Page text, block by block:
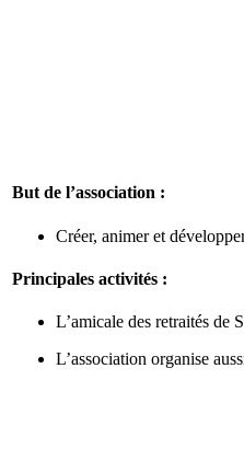
But de l’association :
Créer, animer et
Principales activités :
L’amicale des retraités de
L’association organise